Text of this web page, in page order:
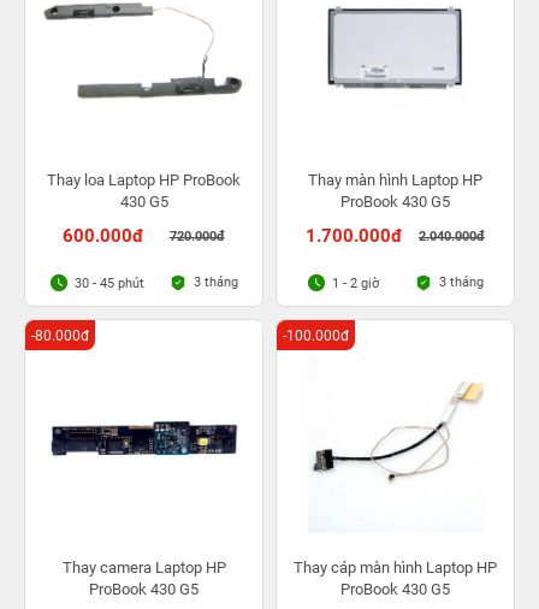
Thay loa Laptop HP ProBook
430 G5
600.000đ 720.000đ
30 - 45 phút 3 tháng
Thay màn hình Laptop HP
ProBook 430 G5
1.700.000đ 2.040.000đ
1 - 2 giờ 3 tháng
Thay camera Laptop HP
ProBook 430 G5
-80.000đ
Thay cáp màn hình Laptop HP
ProBook 430 G5
-100.000đ